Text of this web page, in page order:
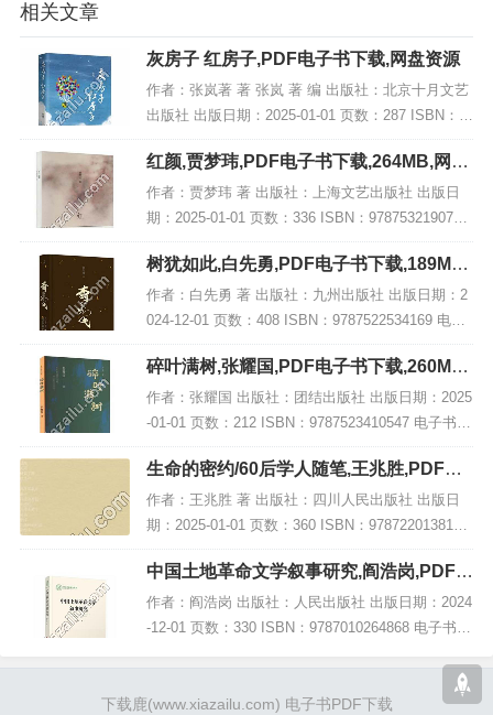
相关文章
灰房子 红房子,PDF电子书下载,网盘资源
作者：张岚著 著 张岚 著 编 出版社：北京十月文艺
出版社 出版日期：2025-01-01 页数：287 ISBN：9
787530224533 电子书大小：215MB [高清扫描版P
DF格式]...
红颜,贾梦玮,PDF电子书下载,264MB,网盘
资源
作者：贾梦玮 著 出版社：上海文艺出版社 出版日
期：2025-01-01 页数：336 ISBN：9787532190751
电子书大小：264MB [高清扫描版PDF格式] 内容简
介 在历...
树犹如此,白先勇,PDF电子书下载,189MB,
网盘资源
作者：白先勇 著 出版社：九州出版社 出版日期：2
024-12-01 页数：408 ISBN：9787522534169 电子
书大小：189MB [高清扫描版PDF格式] 内容简介
《树犹如...
碎叶满树,张耀国,PDF电子书下载,260MB,
网盘资源
作者：张耀国 出版社：团结出版社 出版日期：2025
-01-01 页数：212 ISBN：9787523410547 电子书大
小：260MB [高清扫描版PDF格式] 内容简介 《碎叶
满树》...
生命的密约/60后学人随笔,王兆胜,PDF电
子书网盘下载
作者：王兆胜 著 出版社：四川人民出版社 出版日
期：2025-01-01 页数：360 ISBN：9787220138164
电子书大小：230MB [高清扫描版PDF格式] 内容简
介 探索...
中国土地革命文学叙事研究,阎浩岗,PDF电
子书下载,网盘资源
作者：阎浩岗 出版社：人民出版社 出版日期：2024
-12-01 页数：330 ISBN：9787010264868 电子书大
下载鹿(www.xiazailu.com) 电子书PDF下载